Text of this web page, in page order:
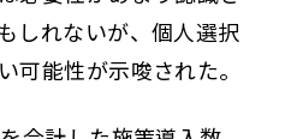
しれないが、個人選択
可能性が示唆された。